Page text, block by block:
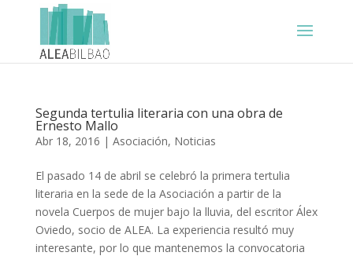
Segunda tertulia literaria con una obra de
Ernesto Mallo
Abr 18, 2016 | Asociación, Noticias
El pasado 14 de abril se celebró la primera tertulia
literaria en la sede de la Asociación a partir de la
novela Cuerpos de mujer bajo la lluvia, del escritor Álex
Oviedo, socio de ALEA. La experiencia resultó muy
interesante, por lo que mantenemos la convocatoria